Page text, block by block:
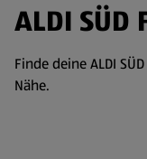
ALDI
Finde deine ALDI
Nähe.